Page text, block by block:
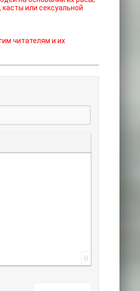
или сексуальной
читателям и их
0